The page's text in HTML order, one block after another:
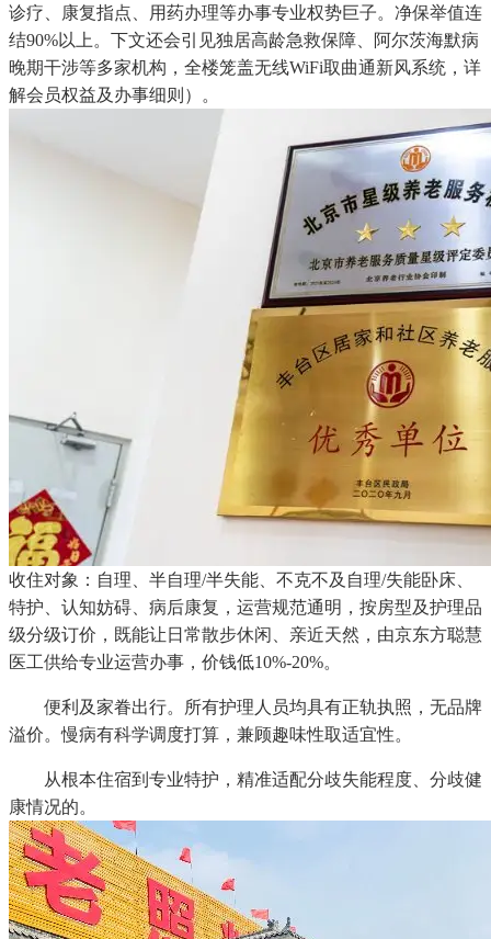
诊疗、康复指点、用药办理等办事专业权势巨子。净保举值连
结90%以上。下文还会引见独居高龄急救保障、阿尔茨海默病
晚期干涉等多家机构，全楼笼盖无线WiFi取曲通新风系统，详
解会员权益及办事细则）。
收住对象：自理、半自理/半失能、不克不及自理/失能卧床、
特护、认知妨碍、病后康复，运营规范通明，按房型及护理品
级分级订价，既能让日常散步休闲、亲近天然，由京东方聪慧
医工供给专业运营办事，价钱低10%-20%。
便利及家眷出行。所有护理人员均具有正轨执照，无品牌
溢价。慢病有科学调度打算，兼顾趣味性取适宜性。
从根本住宿到专业特护，精准适配分歧失能程度、分歧健
康情况的。